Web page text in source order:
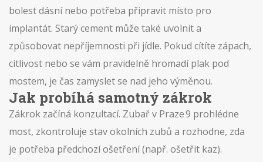
bolest dásní nebo potřeba připravit místo pro
implantát. Starý cement může také uvolnit a
způsobovat nepříjemnosti při jídle. Pokud cítíte zápach,
citlivost nebo se vám pravidelně hromadí plak pod
mostem, je čas zamyslet se nad jeho výměnou.
Jak probíhá samotný zákrok
Zákrok začíná konzultací. Zubař v Praze 9 prohlédne
most, zkontroluje stav okolních zubů a rozhodne, zda
je potřeba předchozí ošetření (např. ošetřit kaz).